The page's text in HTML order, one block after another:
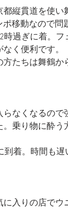
縦貫道を使い
移動なので問
過ぎに着。
く便利です。
たちは舞鶴
なくなるの
乗り物に酔
到着。時間も
入りの店で